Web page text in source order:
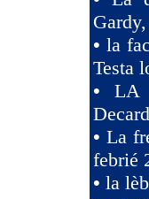
•la
Testa
• LA
•La
febrié
• la